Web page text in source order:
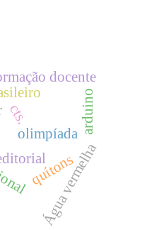
olimpíada
quítons
docente
cts.
Água vermelha
arduino